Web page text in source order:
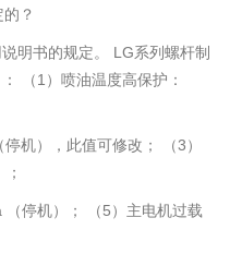
？
明书的规定。 LG系列螺杆制
（1）喷油温度高保护：
机），此值可修改； （3）
（停机）； （5）主电机过载